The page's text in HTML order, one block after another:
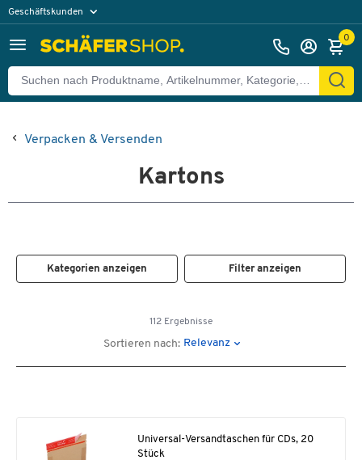
Geschäftskunden
0
Verpacken & Versenden
Kartons
Kategorien anzeigen Filter anzeigen
112 Ergebnisse
Sortieren nach: Relevanz
Universal-Versandtaschen für CDs, 20
Stück